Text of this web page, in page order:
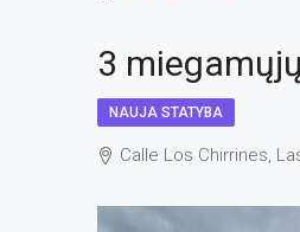
3
NAUJA STATYBA
Calle Los Chirrines,